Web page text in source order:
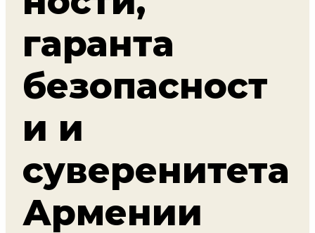
гаранта
безопасност
и и
суверенитета
Армении